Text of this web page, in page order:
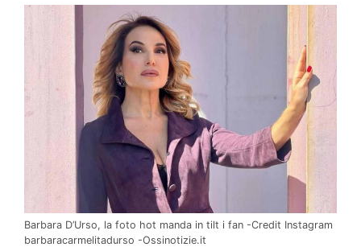
Barbara D’Urso, la foto hot manda in tilt i fan -Credit Instagram
barbaracarmelitadurso -Ossinotizie.it